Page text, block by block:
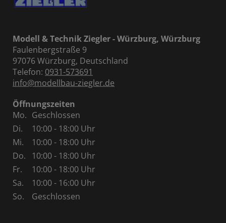
Modell & Technik Ziegler - Würzburg, Würzburg
Faulenbergstraße 9
97076 Würzburg, Deutschland
Telefon: 0931-573691
info@modellbau-ziegler.de
Öffnungszeiten
Mo. Geschlossen
Di.
10:00 - 18:00 Uhr
Mi.
10:00 - 18:00 Uhr
Do.
10:00 - 18:00 Uhr
Fr.
10:00 - 18:00 Uhr
Sa.
10:00 - 16:00 Uhr
So.
Geschlossen